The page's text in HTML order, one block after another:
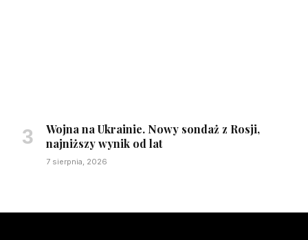
Wojna na Ukrainie. Nowy sondaż z Rosji,
najniższy wynik od lat
7 sierpnia, 2026